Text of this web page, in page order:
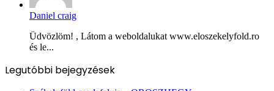
Daniel craig
Üdvözlöm! , Látom a weboldalukat www.eloszekelyfold.ro
és le...
Legutóbbi bejegyzések